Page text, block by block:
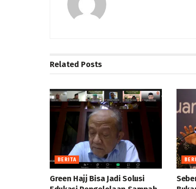
Related Posts
BERITA
Green Hajj Bisa Jadi Solusi